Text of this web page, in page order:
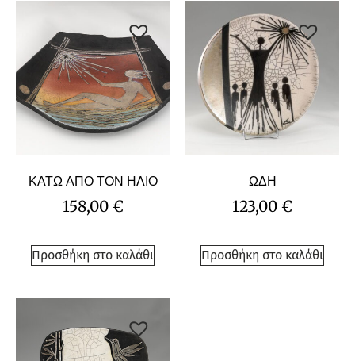
ΚΑΤΩ ΑΠΟ ΤΟΝ ΗΛΙΟ
158,00 €
Προσθήκη στο καλάθι
ΩΔΗ
123,00 €
Προσθήκη στο καλάθι